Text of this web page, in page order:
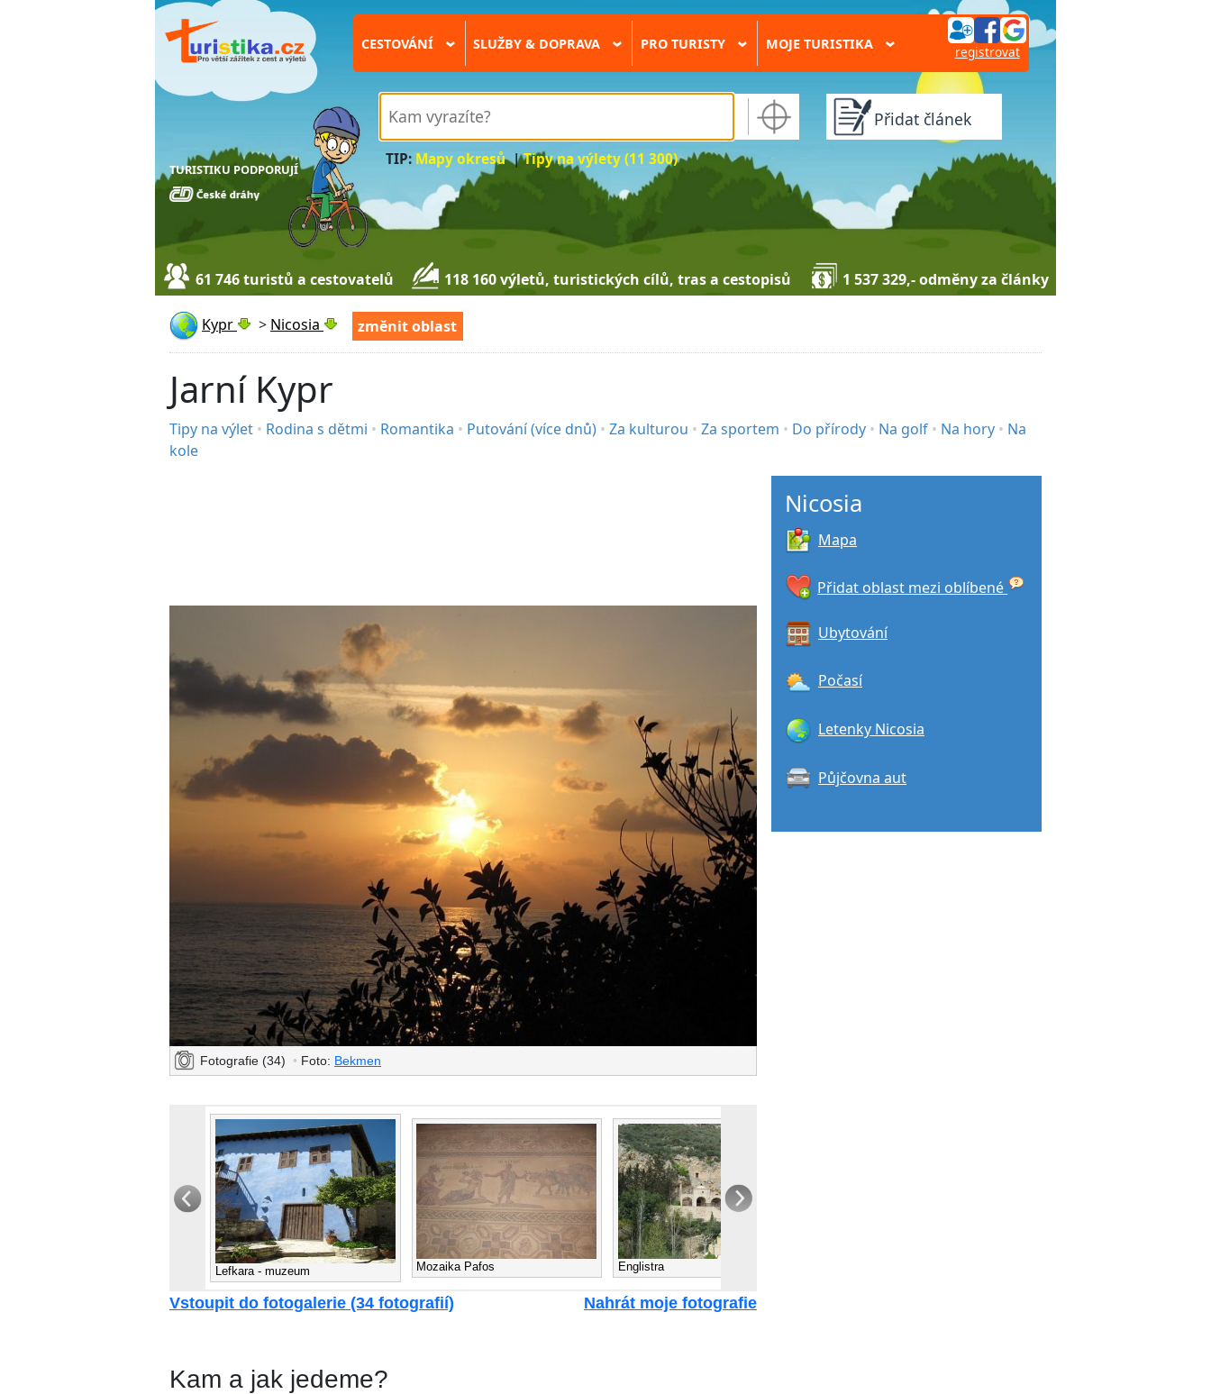
TURISTIKU PODPORUJÍ
CESTOVÁNÍ › SLUŽBY & DOPRAVA › PRO TURISTY › MOJE TURISTIKA › registrovat
TIP: Mapy okresů|Tipy na výlety (11 300)
Přidat článek
61 746 turistů a cestovatelů 118 160 výletů, turistických cílů, tras a cestopisů 1 537 329,- odměny za články
Kypr > Nicosia změnit oblast
Jarní Kypr
Tipy na výlet • Rodina s dětmi • Romantika • Putování (více dnů) • Za kulturou • Za sportem • Do přírody • Na golf • Na hory • Na
kole
Fotografie (34) • Foto: Bekmen
Lefkara - muzeum Mozaika Pafos Englistra
Nahrát moje fotografie
Vstoupit do fotogalerie (34 fotografií)
Kam a jak jedeme?
Nicosia
Mapa
Přidat oblast mezi oblíbené
Ubytování
Počasí
Letenky Nicosia
Půjčovna aut